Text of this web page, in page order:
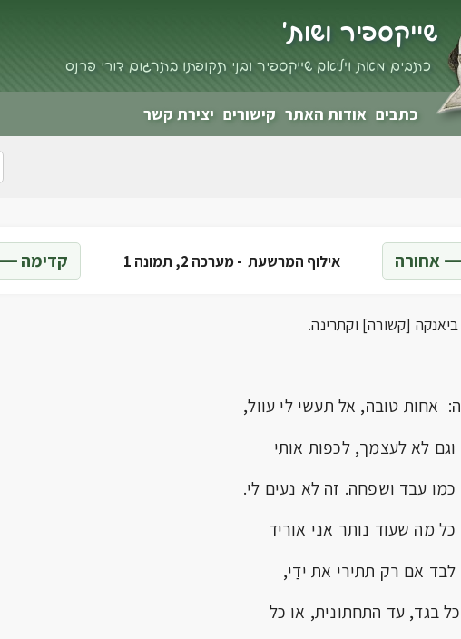
שייקספיר ושות'
כתבים מאת ויליאם שייקספיר ובני תקופתו בתרגום דורי פרנס
כתבים אודות האתר קישורים יצירת קשר
אחורה אילוף המרשעת -מערכה 2, תמונה 1 קדימה
ביאנקה [קשורה] וקתרינה.
אחות טובה, אל תעשי לי עוול,
לא לעצמך, לכפות אותי
ושפחה. זה לא נעים לי.
שעוד נותר אני אוריד
אם רק תתירי את ידַי,
עד התחתונית, או כל